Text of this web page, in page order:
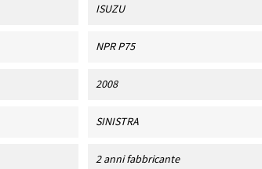
ISUZU
NPR P75
2008
SINISTRA
2 anni fabbricante